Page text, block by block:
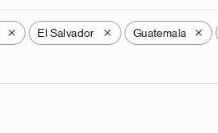
X El Salvador X Guatemala X